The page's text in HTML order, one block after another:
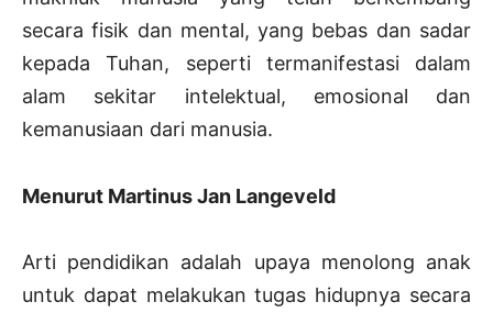
secara fisik dan mental, yang bebas dan sadar
kepada Tuhan, seperti termanifestasi dalam
alam sekitar intelektual, emosional dan
kemanusiaan dari manusia.
Menurut Martinus Jan Langeveld
Arti pendidikan adalah upaya menolong anak
untuk dapat melakukan tugas hidupnya secara